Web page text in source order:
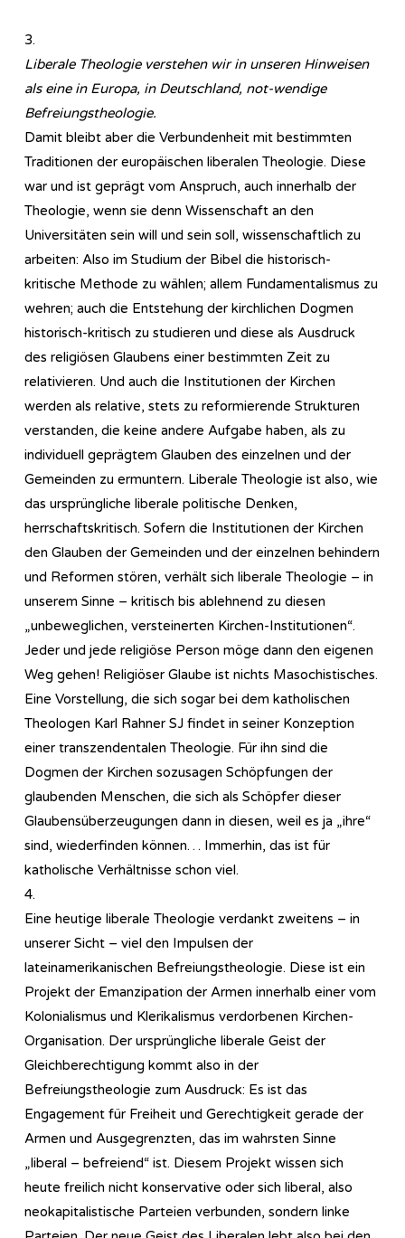
3.
Liberale Theologie verstehen wir in unseren Hinweisen
als eine in Europa, in Deutschland, not-wendige
Befreiungstheologie.
Damit bleibt aber die Verbundenheit mit bestimmten
Traditionen der europäischen liberalen Theologie. Diese
war und ist geprägt vom Anspruch, auch innerhalb der
Theologie, wenn sie denn Wissenschaft an den
Universitäten sein will und sein soll, wissenschaftlich zu
arbeiten: Also im Studium der Bibel die historisch-
kritische Methode zu wählen; allem Fundamentalismus zu
wehren; auch die Entstehung der kirchlichen Dogmen
historisch-kritisch zu studieren und diese als Ausdruck
des religiösen Glaubens einer bestimmten Zeit zu
relativieren. Und auch die Institutionen der Kirchen
werden als relative, stets zu reformierende Strukturen
verstanden, die keine andere Aufgabe haben, als zu
individuell geprägtem Glauben des einzelnen und der
Gemeinden zu ermuntern. Liberale Theologie ist also, wie
das ursprüngliche liberale politische Denken,
herrschaftskritisch. Sofern die Institutionen der Kirchen
den Glauben der Gemeinden und der einzelnen behindern
und Reformen stören, verhält sich liberale Theologie – in
unserem Sinne – kritisch bis ablehnend zu diesen
„unbeweglichen, versteinerten Kirchen-Institutionen“.
Jeder und jede religiöse Person möge dann den eigenen
Weg gehen! Religiöser Glaube ist nichts Masochistisches.
Eine Vorstellung, die sich sogar bei dem katholischen
Theologen Karl Rahner SJ findet in seiner Konzeption
einer transzendentalen Theologie. Für ihn sind die
Dogmen der Kirchen sozusagen Schöpfungen der
glaubenden Menschen, die sich als Schöpfer dieser
Glaubensüberzeugungen dann in diesen, weil es ja „ihre“
sind, wiederfinden können… Immerhin, das ist für
katholische Verhältnisse schon viel.
4.
Eine heutige liberale Theologie verdankt zweitens – in
unserer Sicht – viel den Impulsen der
lateinamerikanischen Befreiungstheologie. Diese ist ein
Projekt der Emanzipation der Armen innerhalb einer vom
Kolonialismus und Klerikalismus verdorbenen Kirchen-
Organisation. Der ursprüngliche liberale Geist der
Gleichberechtigung kommt also in der
Befreiungstheologie zum Ausdruck: Es ist das
Engagement für Freiheit und Gerechtigkeit gerade der
Armen und Ausgegrenzten, das im wahrsten Sinne
„liberal – befreiend“ ist. Diesem Projekt wissen sich
heute freilich nicht konservative oder sich liberal, also
neokapitalistische Parteien verbunden, sondern linke